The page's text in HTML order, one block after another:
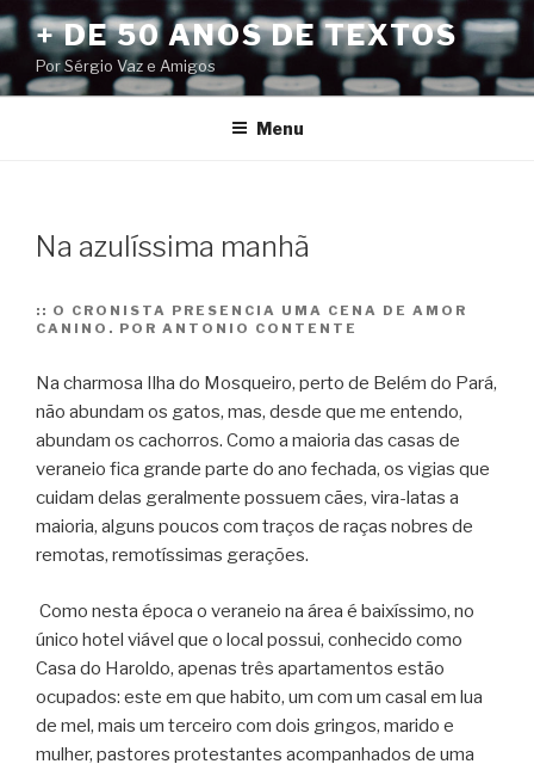
Pular
para
o
conteúdo
+ DE 50 ANOS DE TEXTOS
Por Sérgio Vaz e Amigos
Menu
Na azulíssima manhã
:: O CRONISTA PRESENCIA UMA CENA DE AMOR
CANINO. POR ANTONIO CONTENTE
Na charmosa Ilha do Mosqueiro, perto de Belém do Pará,
não abundam os gatos, mas, desde que me entendo,
abundam os cachorros. Como a maioria das casas de
veraneio fica grande parte do ano fechada, os vigias que
cuidam delas geralmente possuem cães, vira-latas a
maioria, alguns poucos com traços de raças nobres de
remotas, remotíssimas gerações.
Como nesta época o veraneio na área é baixíssimo, no
único hotel viável que o local possui, conhecido como
Casa do Haroldo, apenas três apartamentos estão
ocupados: este em que habito, um com um casal em lua
de mel, mais um terceiro com dois gringos, marido e
mulher, pastores protestantes acompanhados de uma